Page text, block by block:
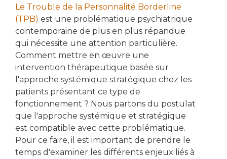
Le Trouble de la Personnalité Borderline
(TPB) est une problématique psychiatrique
contemporaine de plus en plus répandue
qui nécessite une attention particulière.
Comment mettre en œuvre une
intervention thérapeutique basée sur
l'approche systémique stratégique chez les
patients présentant ce type de
fonctionnement ? Nous partons du postulat
que l'approche systémique et stratégique
est compatible avec cette problématique.
Pour ce faire, il est important de prendre le
temps d'examiner les différents enjeux liés à